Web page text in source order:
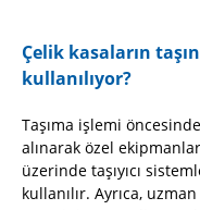
Çelik kasaların
kullanılıyor?
Taşıma işlemi
alınarak özel
üzerinde taşıyıcı
kullanılır. Ayrıca,